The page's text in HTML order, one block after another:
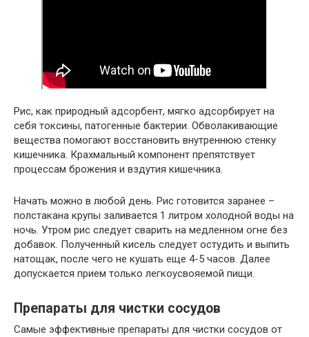
Рис, как природный адсорбент, мягко адсорбирует на
себя токсины, патогенные бактерии. Обволакивающие
вещества помогают восстановить внутреннюю стенку
кишечника. Крахмальный компонент препятствует
процессам брожения и вздутия кишечника.
Начать можно в любой день. Рис готовится заранее –
полстакана крупы заливается 1 литром холодной воды на
ночь. Утром рис следует сварить на медленном огне без
добавок. Полученный кисель следует остудить и выпить
натощак, после чего не кушать еще 4-5 часов. Далее
допускается прием только легкоусвояемой пищи.
Препараты для чистки сосудов
Самые эффективные препараты для чистки сосудов от